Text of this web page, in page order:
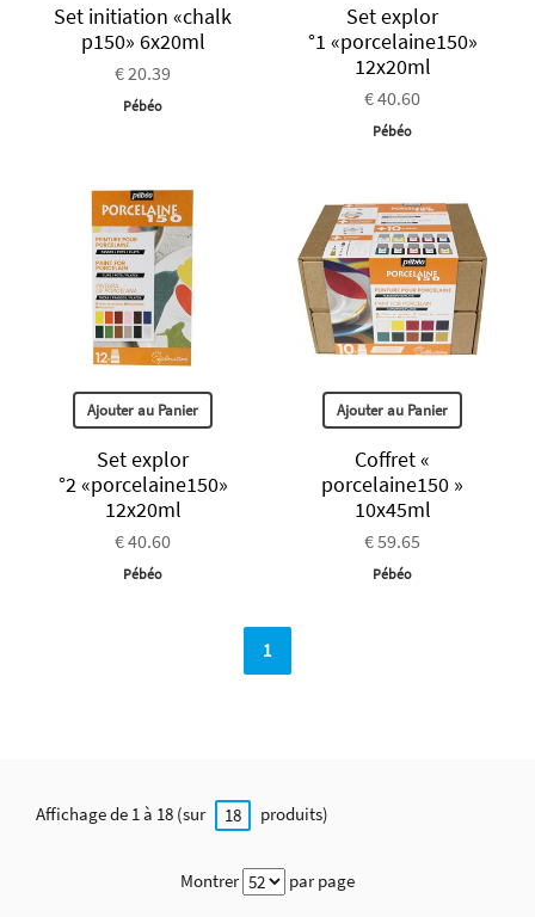
Set initiation «chalk
p150» 6x20ml
€ 20.39
Pébéo
Set explor
°1 «porcelaine150»
12x20ml
€ 40.60
Pébéo
Ajouter au Panier
Set explor
°2 «porcelaine150»
12x20ml
€ 40.60
Pébéo
Ajouter au Panier
Coffret «
porcelaine150 »
10x45ml
€ 59.65
Pébéo
1
Affichage de 1 à 18 (sur 18 produits)
Montrer par page